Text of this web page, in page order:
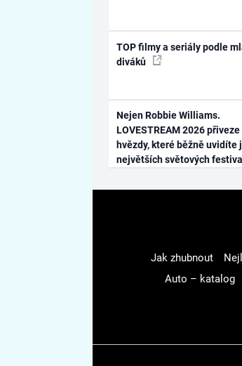
TOP filmy a seriály podle
diváků
Nejen Robbie Williams.
LOVESTREAM 2026 přiveze
hvězdy, které běžně uvidíte
největších světových
Jak zhubnout
Auto – katalog